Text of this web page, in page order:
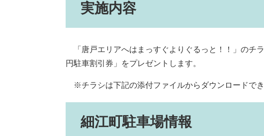
実施内容
「唐戸エリアへはまっすぐよりぐるっと！！」のチ
円駐車割引券」をプレゼントします。
※チラシは下記の添付ファイルからダウンロードでき
細江町駐車場情報